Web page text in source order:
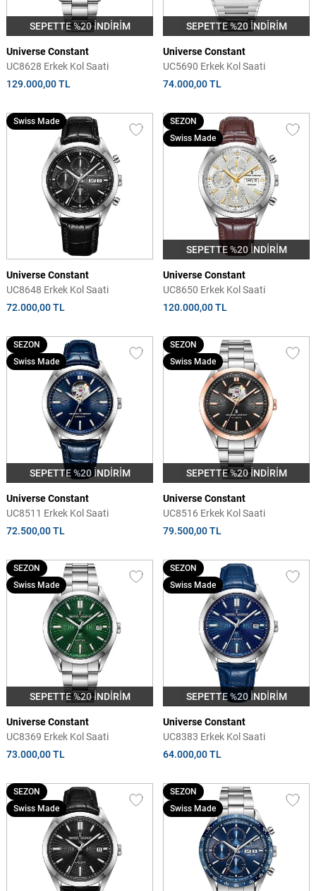
SEPETTE %20 İNDİRİM
Universe Constant
UC8628 Erkek Kol Saati
129.000,00 TL
SEPETTE %20 İNDİRİM
Universe Constant
UC5690 Erkek Kol Saati
74.000,00 TL
Swiss Made
Universe Constant
UC8648 Erkek Kol Saati
72.000,00 TL
SEPETTE %20 İNDİRİM
SEZON
Swiss Made
Universe Constant
UC8650 Erkek Kol Saati
120.000,00 TL
SEPETTE %20 İNDİRİM
SEZON
Swiss Made
Universe Constant
UC8511 Erkek Kol Saati
72.500,00 TL
SEPETTE %20 İNDİRİM
SEZON
Swiss Made
Universe Constant
UC8516 Erkek Kol Saati
79.500,00 TL
SEPETTE %20 İNDİRİM
SEZON
Swiss Made
Universe Constant
UC8369 Erkek Kol Saati
73.000,00 TL
SEPETTE %20 İNDİRİM
SEZON
Swiss Made
Universe Constant
UC8383 Erkek Kol Saati
64.000,00 TL
SEZON
Swiss Made
SEZON
Swiss Made